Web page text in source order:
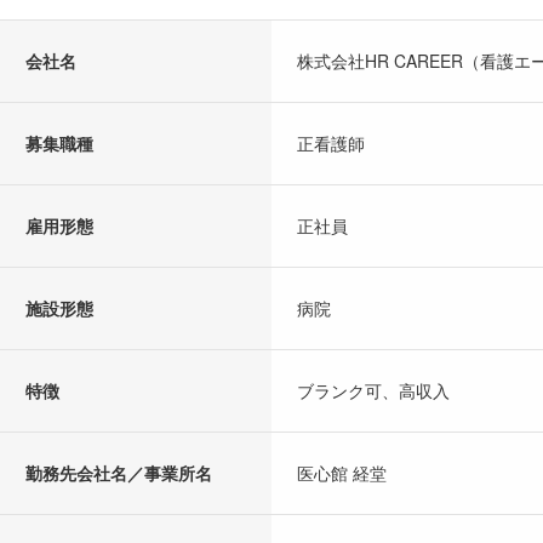
会社名 株式会社HR CAREER（看護エ
募集職種 正看護師
雇用形態 正社員
施設形態 病院
特徴 ブランク可、高収入
勤務先会社名／事業所名 医心館 経堂